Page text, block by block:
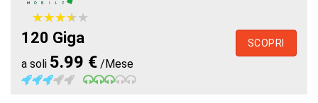
★★★★★
★★★★★
120 Giga
a soli 5.99 € /Mese
SCOPRI